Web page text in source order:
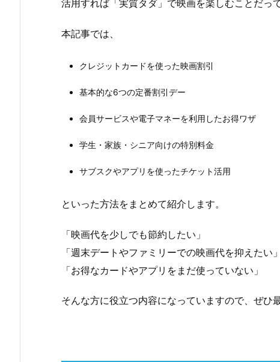
ゾ
カ
ド
U
C
ー
イ
ン
シ
ネ
×
活用すれば「実質タダ」で映画を楽しむことだっ
本記事では、
クレジットカードを使った映画割引
基本的な6つの定番割引デー
会員サービスや電子マネーを利用したお得ワザ
学生・家族・シニア向けの特別料金
サブスクやアプリを使ったチケット活用
といった方法をまとめて紹介します。
「映画代を少しでも節約したい」
「週末デートやファミリーでの映画代を抑えたい」
「お得なカードやアプリをまだ使っていない」
そんな方に役立つ内容になっていますので、ぜひ